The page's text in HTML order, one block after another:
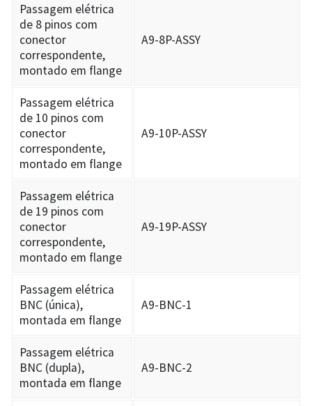
Passagem elétrica
de 8 pinos com
conector
correspondente,
montado em flange
A9-8P-ASSY
Passagem elétrica
de 10 pinos com
conector
correspondente,
montado em flange
A9-10P-ASSY
Passagem elétrica
de 19 pinos com
conector
correspondente,
montado em flange
A9-19P-ASSY
Passagem elétrica
BNC (única),
montada em flange
A9-BNC-1
Passagem elétrica
BNC (dupla),
montada em flange
A9-BNC-2